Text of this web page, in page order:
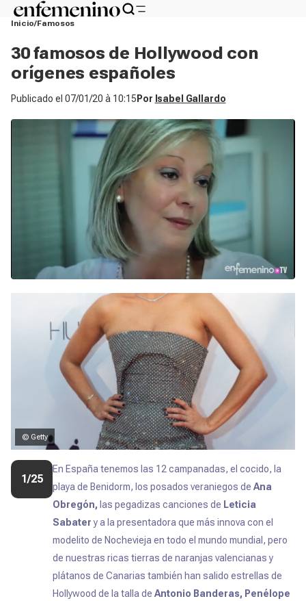
Inicio Famosos
30 famosos de Hollywood con
orígenes españoles
Publicado el 07/01/20 à 10:15 Por Isabel Gallardo
© Getty
1/25
En España tenemos las 12 campanadas, el cocido, la
playa de Benidorm, los posados veraniegos de Ana
Obregón, las pegadizas canciones de Leticia
Sabater y a la presentadora que más innova con el
modelito de Nochevieja en todo el mundo mundial , pero
de nuestras ricas tierras de naranjas valencianas y
plátanos de Canarias también han salido estrellas de
Hollywood de la talla deAntonio Banderas, Penélope